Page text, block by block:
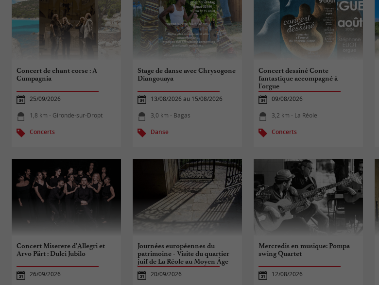
Concert de chant corse : A
Cumpagnia
25/09/2026
1,8 km - Gironde-sur-Dropt
Concerts
Stage de danse avec Chrysogone
Diangouaya
13/08/2026 au 15/08/2026
3,0 km - Bagas
Danse
Concert dessiné Conte
fantastique accompagné à
l'orgue
09/08/2026
3,2 km - La Réole
Concerts
Concert Miserere d'Allegri et
Arvo Pärt : Dulci Jubilo
26/09/2026
Journées européennes du
patrimoine - Visite du quartier
juif de La Réole au Moyen Âge
20/09/2026
Mercredis en musique: Pompa
swing Quartet
12/08/2026